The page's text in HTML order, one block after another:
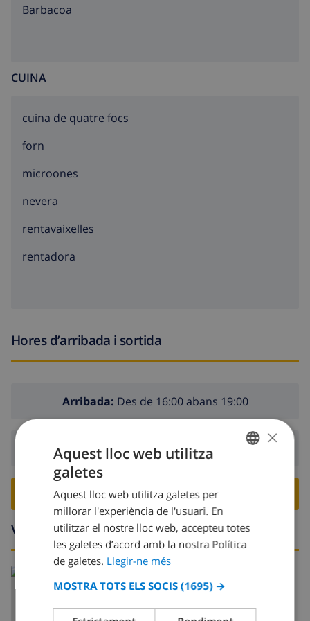
barbacoa
CUINA
cuina de quatre focs
forn
microones
nevera
rentavaixelles
rentadora
Hores d’arribada i sortida
Arribada: Des de 16:00 abans 19:00
Sortida:Abans: 10:00
RESERVA AQUESTA VILLA ›
Voltants
Llegeix més:
Espanya >Costa Blanca >Altea
DUTCH
SPANISH
CATALAN
ITALIAN
×
Aquest lloc web utilitza
galetes
Aquest lloc web utilitza galetes per
millorar l'experiència de l'usuari. En
utilitzar el nostre lloc web, accepteu totes
les galetes d’acord amb la nostra Política
de galetes. Llegir-ne més
MOSTRA TOTS ELS SOCIS (1695) →